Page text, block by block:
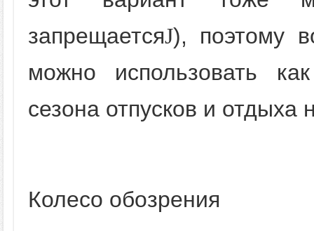
запрещаетсяJ), поэтому
можно использовать
сезона отпусков и отдыха
Колесо обозрения